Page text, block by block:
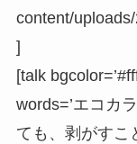
content/
]
[talk
words=’エコカ
ても、剥がすこ